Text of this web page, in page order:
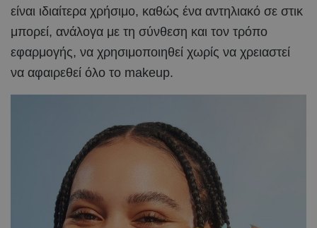
είναι ιδιαίτερα χρήσιμο, καθώς ένα αντηλιακό σε στικ
μπορεί, ανάλογα με τη σύνθεση και τον τρόπο
εφαρμογής, να χρησιμοποιηθεί χωρίς να χρειαστεί
να αφαιρεθεί όλο το makeup.